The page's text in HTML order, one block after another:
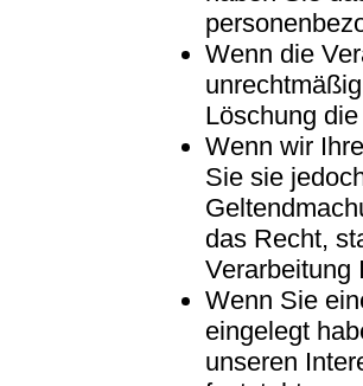
Wenn die
Löschung
Wenn wir
Sie sie
das Recht,
Verarbeitung
Wenn Sie
eingelegt
unseren